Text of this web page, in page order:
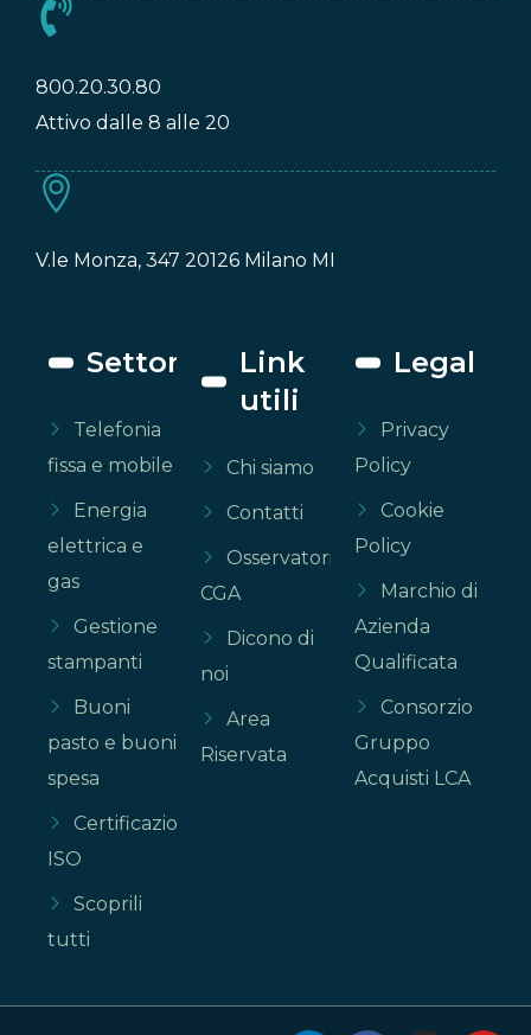
800.20.30.80
Attivo dalle 8 alle 20
V.le Monza, 347 20126 Milano MI
Settori
Telefonia
fissa e mobile
Energia
elettrica e
gas
Gestione
stampanti
Buoni
pasto e buoni
spesa
Certificazioni
ISO
Scoprili
tutti
Link
utili
Chi siamo
Contatti
Osservatorio
CGA
Dicono di
noi
Area
Riservata
Legal
Privacy
Policy
Cookie
Policy
Marchio di
Azienda
Qualificata
Consorzio
Gruppo
Acquisti LCA